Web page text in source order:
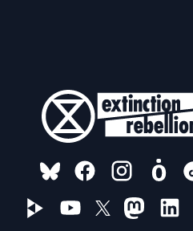
FOLLOW US ON